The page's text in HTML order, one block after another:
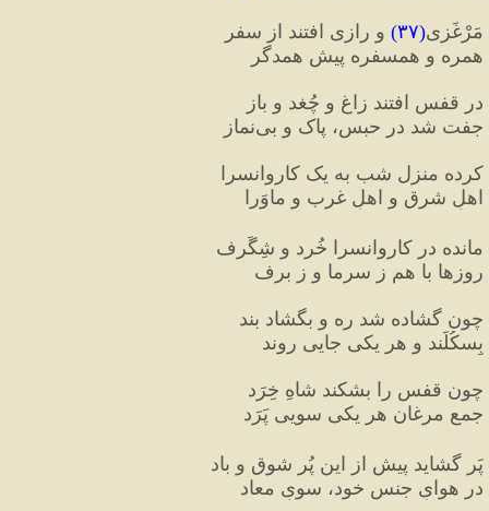
مَرْغَزی(۳۷) و رازی افتند از سفر
همره و همسفره پیشِ همدگر
در قفس افتند زاغ و چُغد و باز
جفت شد در حبس، پاک و بی‌نماز
کرده منزل شب به یک کاروانسرا
اهلِ شرق و اهلِ غرب و ماوَرا
مانده در کاروانسرا خُرد و شِگَرف
روزها با هم ز سرما و ز برف
چون گشاده شد ره و بگشاد بند
بِسکُلَند و هر یکی جایی روند
چون قفس را بشکند شاهِ خِرَد
جمعِ مرغان هر یکی سویی پَرَد
پَر گشاید پیش از این پُر شوق و باد
در هوایِ جنسِ خود، سویِ معاد